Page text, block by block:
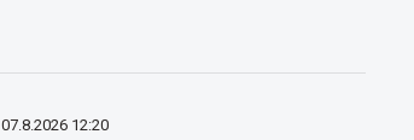
07.8.2026 12:20